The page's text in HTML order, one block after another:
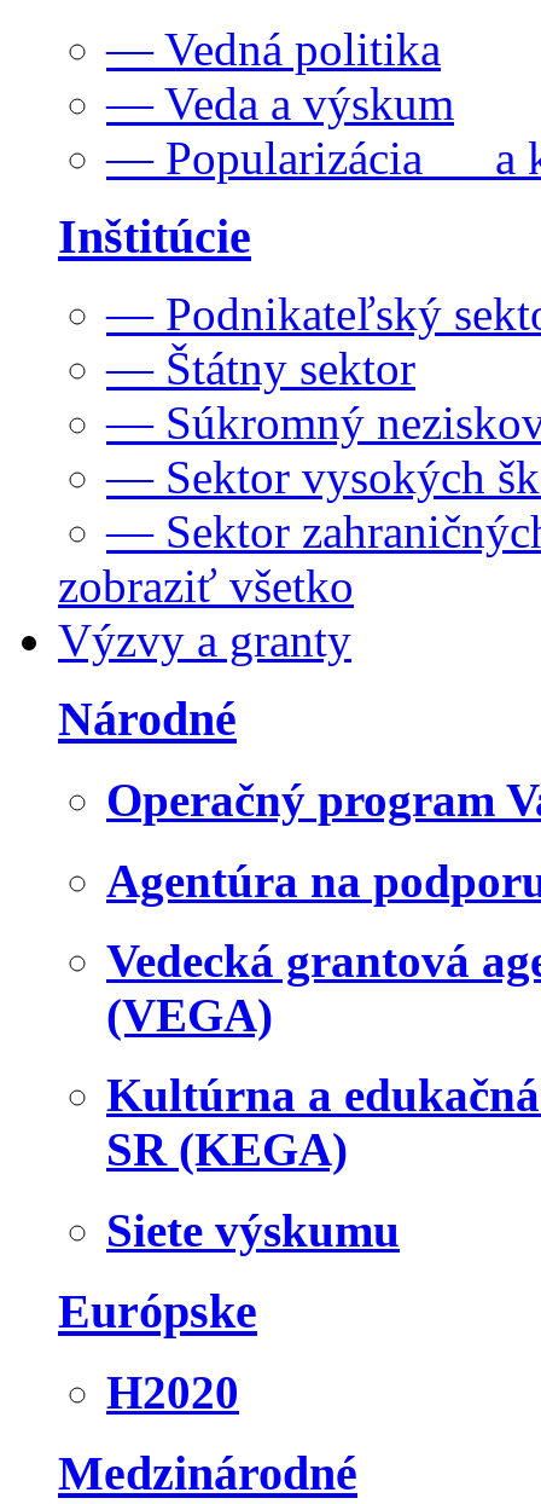
— Vedná politika
— Veda a výskum
— Popularizácia a
Inštitúcie
— Podnikateľský
— Štátny sektor
— Súkromný
— Sektor vysokých
— Sektor
zobraziť všetko
Výzvy a granty
Národné
Operačný program
Agentúra na
Vedecká grantová
(VEGA)
Kultúrna a
SR (KEGA)
Siete výskumu
Európske
H2020
Medzinárodné